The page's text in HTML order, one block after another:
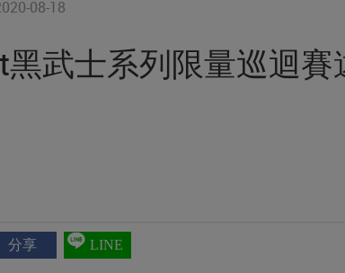
08-18
武士系列限量巡迴賽
分享 LINE